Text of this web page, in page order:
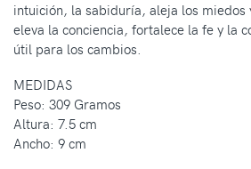
intuición, la sabiduría, aleja los miedos
eleva la conciencia, fortalece la fe y la
útil para los cambios.
MEDIDAS
Peso: 309 Gramos
Altura: 7.5 cm
Ancho: 9 cm